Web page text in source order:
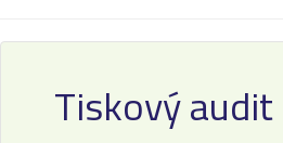
Tiskový audit